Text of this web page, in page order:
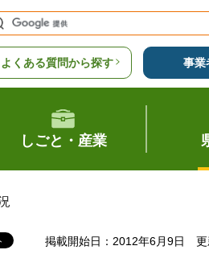
よくある質問から探す 事業
しごと・産業
掲載開始日：2012年6月9日